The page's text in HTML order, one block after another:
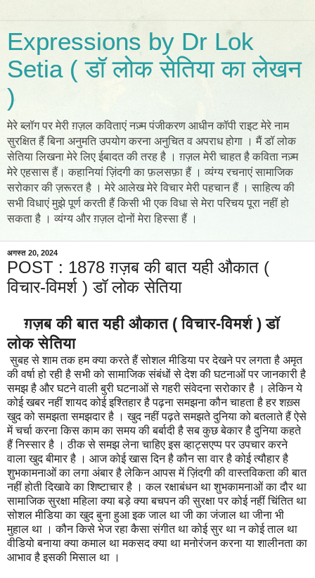
Expressions by Dr Lok
Setia ( डॉ लोक सेतिया का लेखन
)
मेरे ब्लॉग पर मेरी ग़ज़ल कविताएं नज़्म पंजीकरण आधीन कॉपी राइट मेरे नाम
सुरक्षित हैं बिना अनुमति उपयोग करना अनुचित व अपराध होगा । मैं डॉ लोक
सेतिया लिखना मेरे लिए ईबादत की तरह है । ग़ज़ल मेरी चाहत है कविता नज़्म
मेरे एहसास हैं। कहानियां ज़िंदगी का फ़लसफ़ा हैं । व्यंग्य रचनाएं सामाजिक
सरोकार की ज़रूरत है । मेरे आलेख मेरे विचार मेरी पहचान हैं । साहित्य की
सभी विधाएं मुझे पूर्ण करती हैं किसी भी एक विधा से मेरा परिचय पूरा नहीं हो
सकता है । व्यंग्य और ग़ज़ल दोनों मेरा हिस्सा हैं ।
अगस्त 20, 2024
POST : 1878 ग़ज़ब की बात यही औकात (
विचार-विमर्श ) डॉ लोक सेतिया
ग़ज़ब की बात यही औकात ( विचार-विमर्श ) डॉ
लोक सेतिया
सुबह से शाम तक हम क्या करते हैं सोशल मीडिया पर देखने पर लगता है अमृत
की वर्षा हो रही है सभी को सामाजिक संबंधों से देश की घटनाओं पर जानकारी है
समझ है और घटने वाली बुरी घटनाओं से गहरी संवेदना सरोकार है । लेकिन ये
कोई खबर नहीं शायद कोई इश्तिहार है पढ़ना समझना कौन चाहता है हर शख़्स
खुद को समझता समझदार है । खुद नहीं पढ़ते समझते दुनिया को बतलाते हैं ऐसे
में चर्चा करना किस काम का समय की बर्बादी है सब कुछ बेकार है दुनिया कहते
हैं निस्सार है । ठीक से समझ लेना चाहिए इस व्हाट्सएप्प पर उपचार करने
वाला खुद बीमार है । आज कोई खास दिन है कौन सा वार है कोई त्यौहार है
शुभकामनाओं का लगा अंबार है लेकिन आपस में ज़िंदगी की वास्तविकता की बात
नहीं होती दिखावे का शिष्टाचार है । कल रक्षाबंधन था शुभकामनाओं का दौर था
सामाजिक सुरक्षा महिला क्या बड़े क्या बचपन की सुरक्षा पर कोई नहीं चिंतित था
सोशल मीडिया का खुद बुना हुआ इक जाल था जी का जंजाल था जीना भी
मुहाल था । कौन किसे भेज रहा कैसा संगीत था कोई सुर था न कोई ताल था
वीडियो बनाया क्या कमाल था मकसद क्या था मनोरंजन करना या शालीनता का
आभाव है इसकी मिसाल था ।